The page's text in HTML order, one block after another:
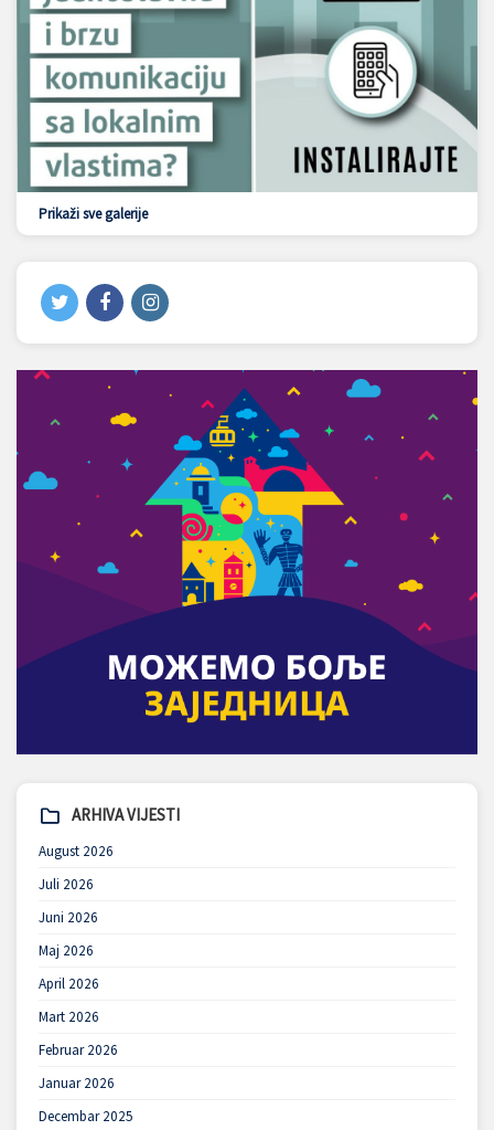
Prikaži sve galerije
ARHIVA VIJESTI
August 2026
Juli 2026
Juni 2026
Maj 2026
April 2026
Mart 2026
Februar 2026
Januar 2026
Decembar 2025